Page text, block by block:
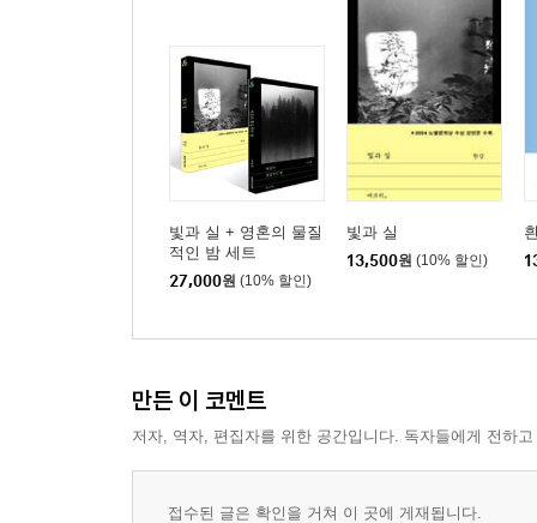
빛과 실 + 영혼의 물질
적인 밤 세트
27,000원 (10% 할인)
빛과 실
13,500원 (10% 할인)
만든 이 코멘트
저자, 역자, 편집자를 위한 공간입니다. 독자들에게 전하
접수된 글은 확인을 거쳐 이 곳에 게재됩니다.